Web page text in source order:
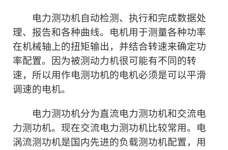
电力测功机自动检测、执行和完成数据处
理、报告和各种曲线。电机用于测量各种功率
在机械轴上的扭矩输出，并结合转速来确定功
率配置。因为被测动力机很可能有不同的转
速，所以用作电测功机的电机必须是可以平滑
调速的电机。
电力测功机分为直流电力测功机和交流电
力测功机。现在交流电力测功机比较常用。电
涡流测功机是国内先进的负载测功机配置，用